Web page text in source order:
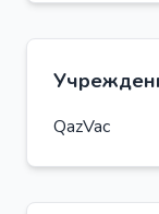
QazVac